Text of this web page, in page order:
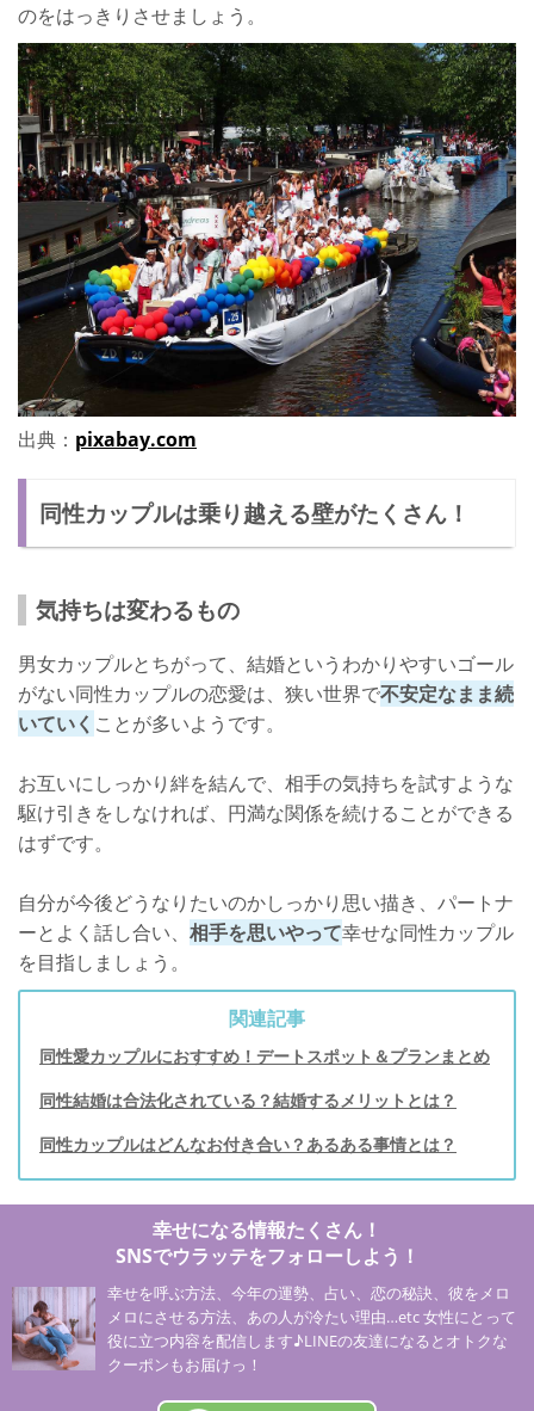
のをはっきりさせましょう。
出典： pixabay.com
同性カップルは乗り越える壁がたくさん！
気持ちは変わるもの
男女カップルとちがって、結婚というわかりやすいゴール
がない同性カップルの恋愛は、狭い世界で不安定なまま続
いていく ことが多いようです。
お互いにしっかり絆を結んで、相手の気持ちを試すような
駆け引きをしなければ、円満な関係を続けることができる
はずです。
自分が今後どうなりたいのかしっかり思い描き、パートナ
ーとよく話し合い、 相手を思いやって幸せな同性カップル
を目指しましょう。
関連記事
同性愛カップルにおすすめ！デートスポット＆プランまとめ
同性結婚は合法化されている？結婚するメリットとは？
同性カップルはどんなお付き合い？あるある事情とは？
幸せになる情報たくさん！
SNSでウラッテをフォローしよう！
幸せを呼ぶ方法、今年の運勢、占い、恋の秘訣、彼をメロ
メロにさせる方法、あの人が冷たい理由…etc 女性にとって
役に立つ内容を配信します♪LINEの友達になるとオトクな
クーポンもお届けっ！